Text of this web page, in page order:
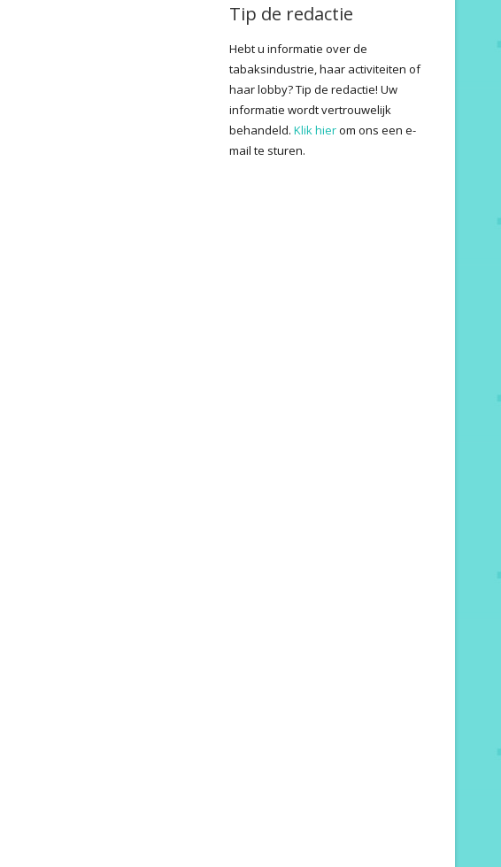
Tip de redactie
Hebt u informatie over de
tabaksindustrie, haar activiteiten of
haar lobby? Tip de redactie! Uw
informatie wordt vertrouwelijk
behandeld.Klik hierom ons een e-
mail te sturen.